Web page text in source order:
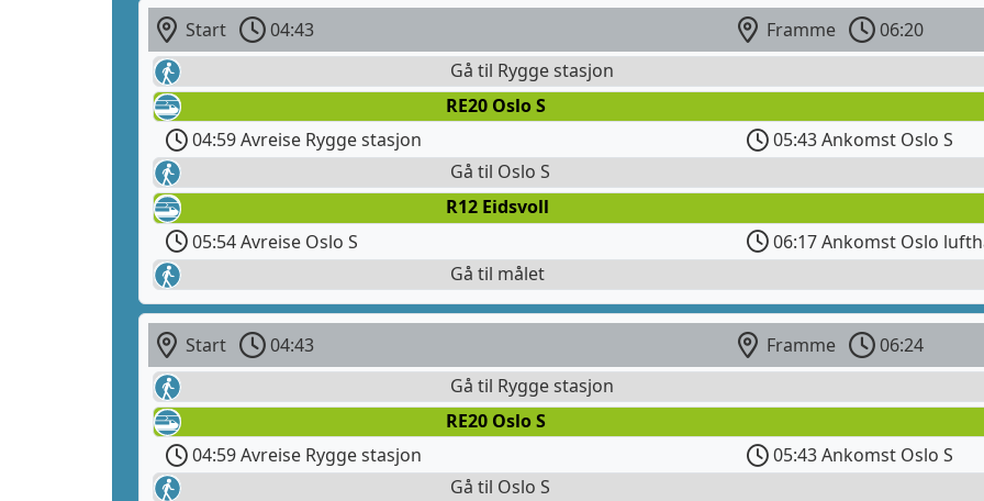
Start 04:43 Framme
06:20
Gå til Rygge stasjon
RE20 Oslo S
04:59 Avreise Rygge stasjon
05:43 Ankomst Oslo S
Gå til Oslo S
R12 Eidsvoll
05:54 Avreise Oslo S
06:17 Ankomst Oslo
Gå til målet
Start 04:43 Framme
06:24
Gå til Rygge stasjon
RE20 Oslo S
04:59 Avreise Rygge stasjon
05:43 Ankomst Oslo S
Gå til Oslo S